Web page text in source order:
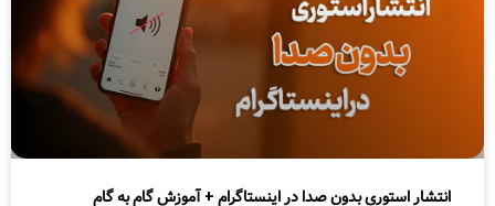
انتشار استوری بدون صدا در اینستاگرام + آموزش گام به گام